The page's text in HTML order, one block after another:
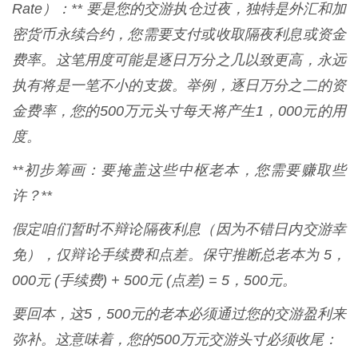
Rate）：** 要是您的交游执仓过夜，独特是外汇和加
密货币永续合约，您需要支付或收取隔夜利息或资金
费率。这笔用度可能是逐日万分之几以致更高，永远
执有将是一笔不小的支拨。举例，逐日万分之二的资
金费率，您的500万元头寸每天将产生1，000元的用
度。
**初步筹画：要掩盖这些中枢老本，您需要赚取些
许？**
假定咱们暂时不辩论隔夜利息（因为不错日内交游幸
免），仅辩论手续费和点差。保守推断总老本为 5，
000元 (手续费) + 500元 (点差) = 5，500元。
要回本，这5，500元的老本必须通过您的交游盈利来
弥补。这意味着，您的500万元交游头寸必须收尾：